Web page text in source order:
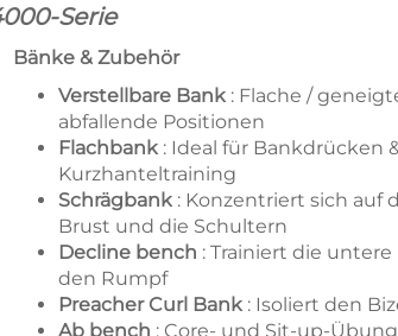
Serie
Bänke & Zubehör
Verstellbare Bank : Flache /
abfallende Positionen
Flachbank : Ideal für Bankdrücken
Kurzhanteltraining
Schrägbank : Konzentriert sich auf
Brust und die Schultern
Decline bench : Trainiert die
den Rumpf
Preacher Curl Bank : Isoliert den
Ab bench : Core- und Sit-up-